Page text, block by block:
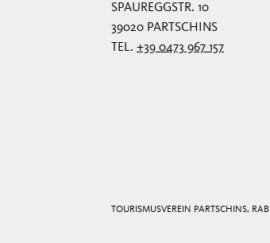
SPAUREGGSTR. 10
39020 PARTSCHINS
TEL. +39 0473 967 157
TOURISMUSVEREIN PARTSCHINS,